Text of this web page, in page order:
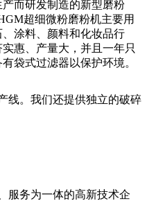
而研发制造的新型磨粉
超细微粉磨粉机主要用
涂料、颜料和化妆品行
惠、产量大，并且一年只
袋式过滤器以保护环境。
线。我们还提供独立的破碎
服务为一体的高新技术企